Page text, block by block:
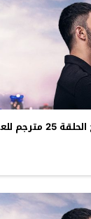
للعربية